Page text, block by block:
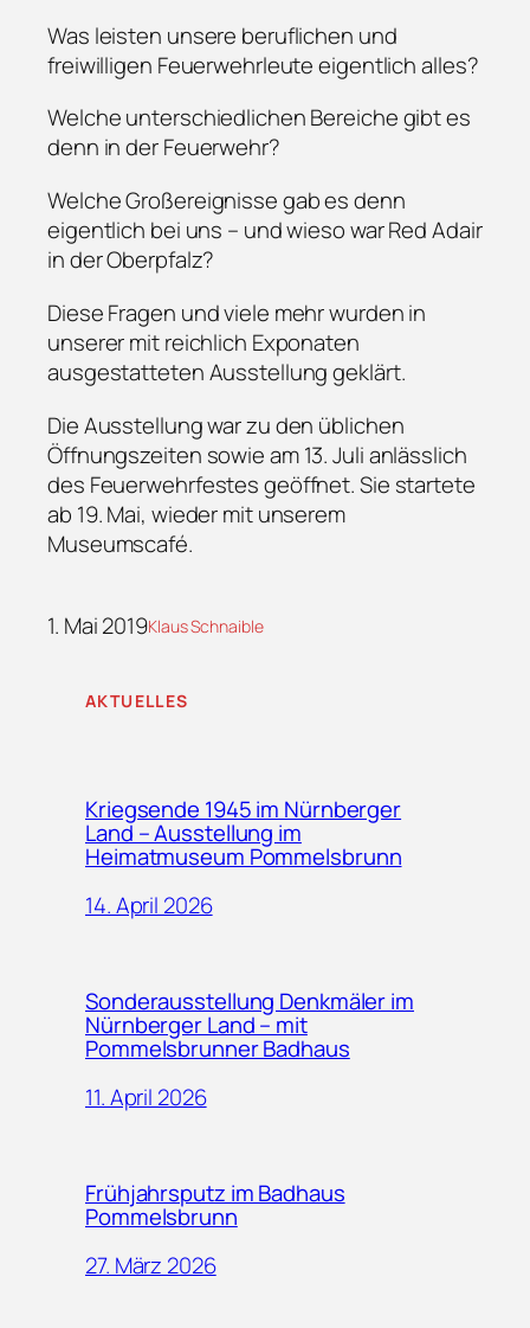
Was leisten unsere beruflichen und
freiwilligen Feuerwehrleute eigentlich alles?
Welche unterschiedlichen Bereiche gibt es
denn in der Feuerwehr?
Welche Großereignisse gab es denn
eigentlich bei uns – und wieso war Red Adair
in der Oberpfalz?
Diese Fragen und viele mehr wurden in
unserer mit reichlich Exponaten
ausgestatteten Ausstellung geklärt.
Die Ausstellung war zu den üblichen
Öffnungszeiten sowie am 13. Juli anlässlich
des Feuerwehrfestes geöffnet. Sie startete
ab 19. Mai, wieder mit unserem
Museumscafé.
1. Mai 2019Klaus Schnaible
AKTUELLES
Kriegsende 1945 im Nürnberger
Land – Ausstellung im
Heimatmuseum Pommelsbrunn
14. April 2026
Sonderausstellung Denkmäler im
Nürnberger Land – mit
Pommelsbrunner Badhaus
11. April 2026
Frühjahrsputz im Badhaus
Pommelsbrunn
27. März 2026